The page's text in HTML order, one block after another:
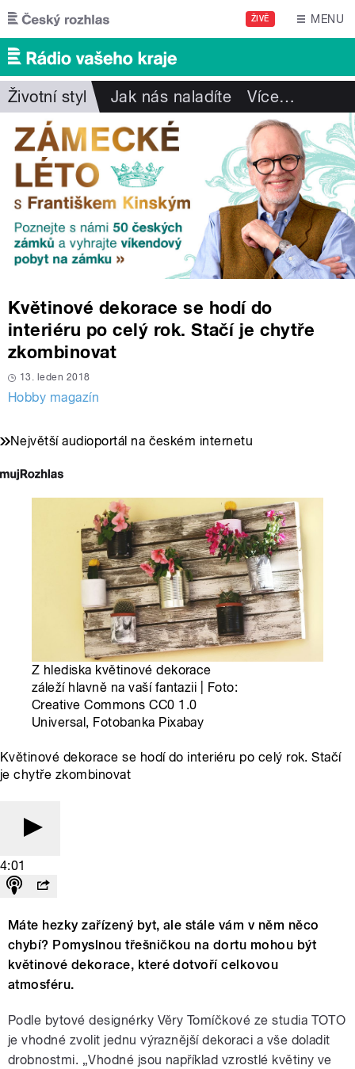
Přejít k hlavnímu obsahu
ŽIVĚ MENU
Životní styl Jak nás naladíte Více…
Květinové dekorace se hodí do
interiéru po celý rok. Stačí je chytře
zkombinovat
13. leden 2018
Hobby magazín
Největší audioportál na českém internetu
Z hlediska květinové dekorace
záleží hlavně na vaší fantazii | Foto:
Creative Commons CC0 1.0
Universal, Fotobanka Pixabay
Květinové dekorace se hodí do interiéru po celý rok. Stačí
je chytře zkombinovat
4:01
Máte hezky zařízený byt, ale stále vám v něm něco
chybí? Pomyslnou třešničkou na dortu mohou být
květinové dekorace, které dotvoří celkovou
atmosféru.
Podle bytové designérky Věry Tomíčkové ze studia TOTO
je vhodné zvolit jednu výraznější dekoraci a vše doladit
drobnostmi. „Vhodné jsou například vzrostlé květiny ve